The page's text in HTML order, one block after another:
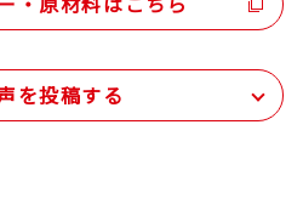
を投稿する